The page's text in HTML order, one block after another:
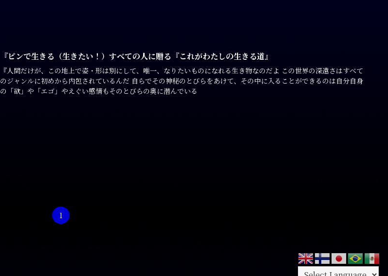
『ピンで生きる（生きたい！）すべての人に贈る『これがわたしの生きる道』
『人間だけが、この地上で姿・形は別にして、唯一、なりたいものになれる生き物なのだよ この世界の深遠さはすべて
のジャンルに初めから内包されているんだ 自らでその神秘のとびらをあけて、その中に入ることができるのは自分自身
の「欲」や「エゴ」やえぐい感情もそのとびらの奥に潜んでいる
1